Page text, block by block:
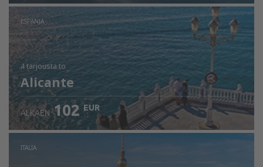
ESPANJA
4 tarjousta to
Alicante
ALKAEN 102 EUR
ITALIA